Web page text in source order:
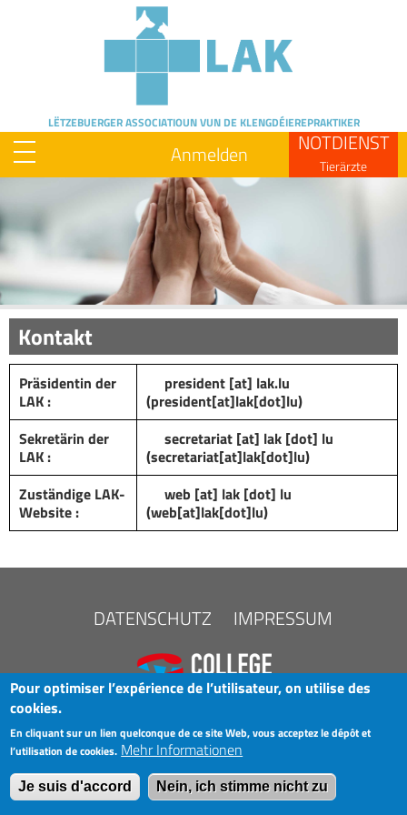
LËTZEBUERGER ASSOCIATIOUNVUN DE KLENGDÉIEREPRAKTIKER
NOTDIENST
Tierärzte
Anmelden
Image
Kontakt
Präsidentin der
LAK :
president [at] lak.lu
(president[at]lak[dot]lu)
Sekretärin der
LAK :
secretariat [at] lak [dot] lu
(secretariat[at]lak[dot]lu)
Zuständige LAK-
Website :
web [at] lak [dot] lu
(web[at]lak[dot]lu)
DATENSCHUTZ IMPRESSUM
COPYRIGHT © 2025 LAK
Pour optimiser l’expérience de l’utilisateur, on utilise des
cookies.
En cliquant sur un lien quelconque de ce site Web, vous acceptez le dépôt et
l’utilisation de cookies. Mehr Informationen
Je suis d'accord Nein, ich stimme nicht zu